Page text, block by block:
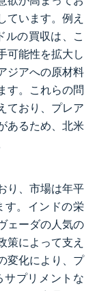
ています。例え
ルの買収は、こ
可能性を拡大し
ジアへの原材料
す。これらの問
ており、プレア
あるため、北米
り、市場は年平
す。インドの栄
ェーダの人気の
策によって支え
変化により、プ
サプリメントな